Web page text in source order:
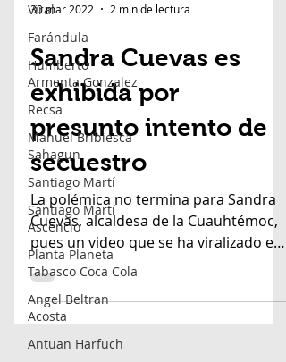
Viral
Farándula
Humberto
Armenta Gonzalez
Recsa
Manuel Bribiesca
Sahagun
Santiago Martí
Santiago Martí
Ascencio
Planta Planeta
Tabasco Coca Cola
Angel Beltran
Acosta
Antuan Harfuch
30 mar 2022
Sandra Cuevas es
exhibida por
presunto intento de
secuestro
La polémica no termina para Sandra
Cuevas, alcaldesa de la Cuauhtémoc,
pues un video que se ha viralizado en
redes sociales, vincula a la...